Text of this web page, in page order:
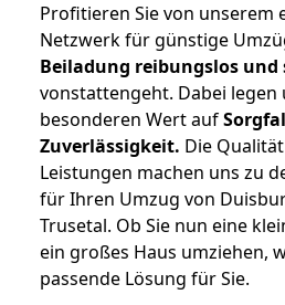
Profitieren Sie von unserem
Netzwerk für günstige
Beiladung reibungslos und
vonstattengeht. Dabei legen
besonderen Wert auf
Zuverlässigkeit. Die
Leistungen machen uns zu
für Ihren Umzug von
Trusetal. Ob Sie nun eine
ein großes Haus umziehen,
passende Lösung für Sie.